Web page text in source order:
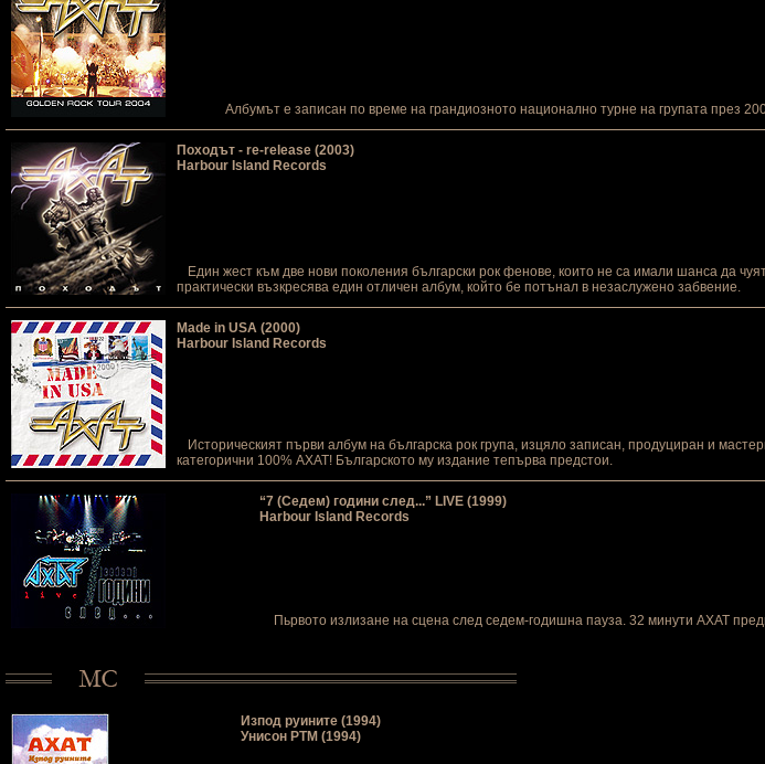
Албумът е записан по време на грандиозното национално турне на групата през
Походът - re-release (2003)
Harbour Island Records
Един жест към две нови поколения български рок фенове, които не са имали шанса да
практически възкресява един отличен албум, който бе потънал в незаслужено забвение.
Made in USA (2000)
Harbour Island Records
Историческият първи албум на българска рок група, изцяло записан, продуциран и
категорични 100% АХАТ! Българското му издание тепърва предстои.
“7 (Седем) години след...” LIVE (1999)
Harbour Island Records
Пьрвото излизане на сцена след седем-годишна пауза. 32 минути АХАТ
Изпод руините (1994)
Унисон РТМ (1994)